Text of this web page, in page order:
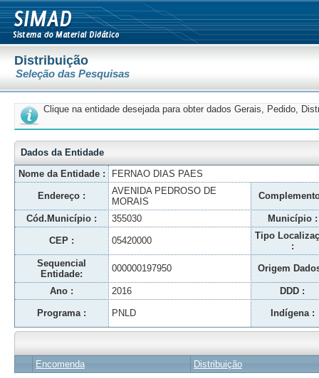
Distribuição
Seleção das Pesquisas
Clique na entidade desejada para obter dados Gerais, Pedido,
Dados da Entidade
Nome da Entidade :
FERNAO DIAS PAES
Endereço :
AVENIDA PEDROSO DE
MORAIS
Cód.Município : 355030 Município :
CEP : 05420000
Tipo
:
Sequencial
Entidade:
000000197950 Origem
Ano : 2016 DDD :
Programa : PNLD Indígena :
Encomenda Distribuição